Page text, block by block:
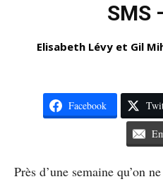
SMS
Elisabeth Lévy et Gil
Facebook
Près d’une semaine qu’on